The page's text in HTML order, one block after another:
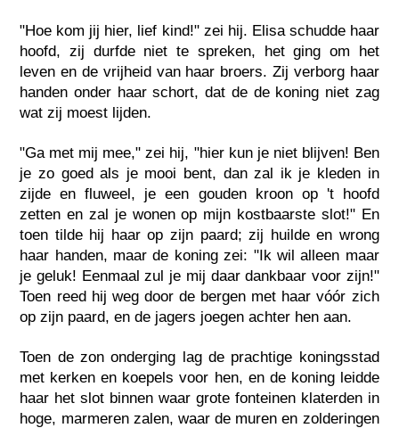
"Hoe kom jij hier, lief kind!" zei hij. Elisa schudde haar
hoofd, zij durfde niet te spreken, het ging om het
leven en de vrijheid van haar broers. Zij verborg haar
handen onder haar schort, dat de de koning niet zag
wat zij moest lijden.
"Ga met mij mee," zei hij, "hier kun je niet blijven! Ben
je zo goed als je mooi bent, dan zal ik je kleden in
zijde en fluweel, je een gouden kroon op 't hoofd
zetten en zal je wonen op mijn kostbaarste slot!" En
toen tilde hij haar op zijn paard; zij huilde en wrong
haar handen, maar de koning zei: "Ik wil alleen maar
je geluk! Eenmaal zul je mij daar dankbaar voor zijn!"
Toen reed hij weg door de bergen met haar vóór zich
op zijn paard, en de jagers joegen achter hen aan.
Toen de zon onderging lag de prachtige koningsstad
met kerken en koepels voor hen, en de koning leidde
haar het slot binnen waar grote fonteinen klaterden in
hoge, marmeren zalen, waar de muren en zolderingen